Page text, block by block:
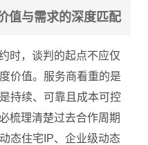
值与需求的深度匹配
时，谈判的起点不应仅
价值。服务商看重的是
持续、可靠且成本可控
梳理清楚过去合作周期
态住宅IP、企业级动态